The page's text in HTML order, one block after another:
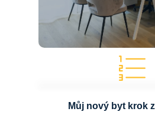
Můj nový byt krok